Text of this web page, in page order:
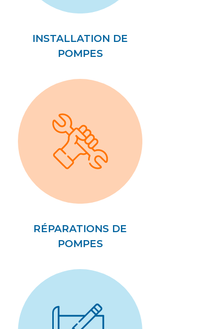
INSTALLATION DE
POMPES
RÉPARATIONS DE
POMPES